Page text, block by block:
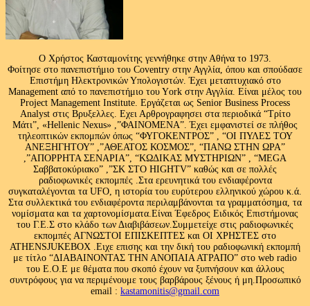
Ο Χρήστος Κασταμονίτης γεννήθηκε στην Αθήνα το 1973.
Φοίτησε στο πανεπιστήμιο του Coventry στην Αγγλία, όπου και σπούδασε
Επιστήμη Ηλεκτρονικών Υπολογιστών. Έχει μεταπτυχιακό στο
Management από το πανεπιστήμιο του Υork στην Αγγλία. Είναι μέλος του
Project Management Institute. Εργάζεται ως Senior Business Process
Analyst στις Βρυξελλες. Εχει Αρθρογραφησει στα περιοδικά “Τρίτο
Μάτι”, «Hellenic Nexus» ,”ΦΑΙΝΟΜΕΝΑ”. Έχει εμφανιστεί σε πλήθος
τηλεοπτικών εκπομπών όπως “ΦΥΓΟΚΕΝΤΡΟΣ” , “ΟΙ ΠΥΛΕΣ ΤΟΥ
ΑΝΕΞΗΓΗΤΟΥ” ,”ΑΘΕΑΤΟΣ ΚΟΣΜΟΣ”, “ΠΑΝΩ ΣΤΗΝ ΩΡΑ”
,”ΑΠΟΡΡΗΤΑ ΣΕΝΑΡΙΑ”, “ΚΩΔΙΚΑΣ ΜΥΣΤΗΡΙΩΝ” , “MEGA
Σαββατοκύριακο” ,”ΣΚ ΣΤΟ HIGHTV” καθώς και σε πολλές
ραδιοφωνικές εκπομπές .Στα ερευνητικά του ενδιαφέροντα
συγκαταλέγονται τα UFO, η ιστορία του ευρύτερου ελληνικού χώρου κ.ά.
Στα συλλεκτικά του ενδιαφέροντα περιλαμβάνονται τα γραμματόσημα, τα
νομίσματα και τα χαρτονομίσματα.Είναι Έφεδρος Ειδικός Επιστήμονας
του Γ.Ε.Σ στο κλάδο των Διαβιβάσεων.Συμμετείχε στις ραδιοφωνικές
εκπομπές ΑΓΝΩΣΤΟΙ ΕΠΙΣΚΕΠΤΕΣ και ΟΙ ΧΡΗΣΤΕΣ στο
ATHENSJUKEBOX .Ειχε επισης και την δική του ραδιοφωνική εκπομπή
με τίτλο “ΔΙΑΒΑΙΝΟΝΤΑΣ ΤΗΝ ΑΝΟΠΑΙΑ ΑΤΡΑΠΟ” στο web radio
του Ε.Ο.Ε με θέματα που σκοπό έχουν να ξυπνήσουν και άλλους
συντρόφους για να περιμένουμε τους βαρβάρους ξένους ή μη.Προσωπικό
email : kastamonitis@gmail.com